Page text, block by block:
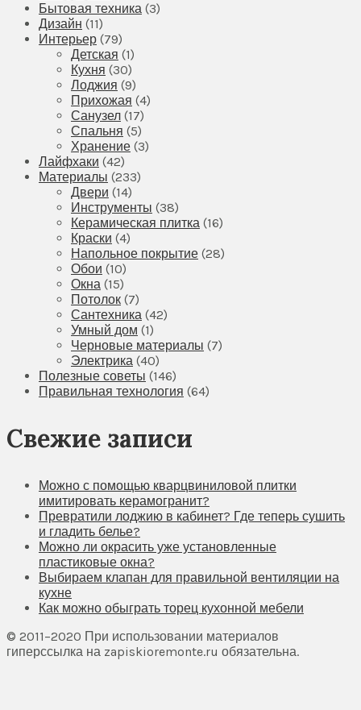
Бытовая техника (3)
Дизайн (11)
Интерьер (79)
Детская (1)
Кухня (30)
Лоджия (9)
Прихожая (4)
Санузел (17)
Спальня (5)
Хранение (3)
Лайфхаки (42)
Материалы (233)
Двери (14)
Инструменты (38)
Керамическая плитка (16)
Краски (4)
Напольное покрытие (28)
Обои (10)
Окна (15)
Потолок (7)
Сантехника (42)
Умный дом (1)
Черновые материалы (7)
Электрика (40)
Полезные советы (146)
Правильная технология (64)
Свежие записи
Можно с помощью кварцвиниловой плитки
имитировать керамогранит?
Превратили лоджию в кабинет? Где теперь сушить
и гладить белье?
Можно ли окрасить уже установленные
пластиковые окна?
Выбираем клапан для правильной вентиляции на
кухне
Как можно обыграть торец кухонной мебели
© 2011–2020 При использовании материалов
гиперссылка на zapiskioremonte.ru обязательна.